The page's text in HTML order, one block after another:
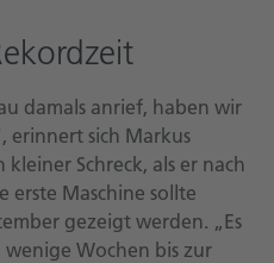
damals anrief, haben wir
erinnert sich Markus
Schreck, als er nach
erste Maschine sollte
gezeigt werden. „Es
Wochen bis zur